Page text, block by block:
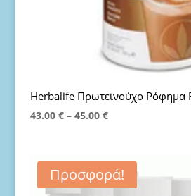
Herbalife Πρωτεϊνούχο Ρόφημα
43.00 € – 45.00 €Price
through
45.00 €
Προσφορά!